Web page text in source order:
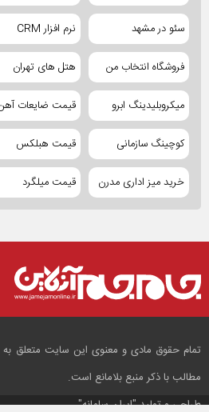
سئو در مشهد نرم افزار CRM
فروشگاه انتخاب من هتل های تهران
میکروبلیدینگ ابرو قیمت ضایعات
کوچینگ سازمانی قیمت هبلکس
خرید میز اداری مدرن قیمت میلگرد
تمام حقوق مادی و معنوی این سایت متعلق به
مطالب با ذکر منبع بلامانع است.
طراحی و تولید"ایران سامانه"